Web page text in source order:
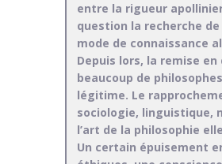
entre la rigueur
question la recherche
mode de connaissance
Depuis lors, la remise
beaucoup de
légitime. Le
sociologie, linguistique,
l’art de la philosophie
Un certain épuisement